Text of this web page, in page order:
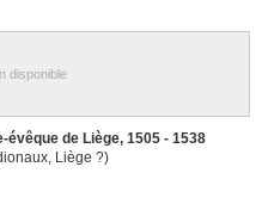
disponible
de Liège, 1505 - 1538
Liège ?)